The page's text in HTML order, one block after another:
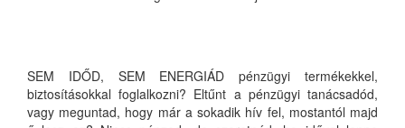
SEM IDŐD, SEM ENERGIÁD pénzügyi termékekkel,
biztosításokkal foglalkozni? Eltűnt a pénzügyi tanácsadód,
vagy meguntad, hogy már a sokadik hív fel, mostantól majd